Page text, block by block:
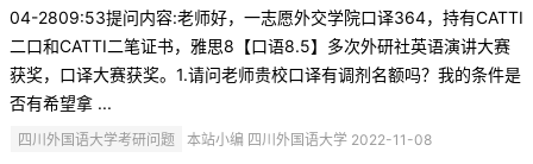
04-2809:53提问内容:老师好，一志愿外交学院口译364，持有CATTI
二口和CATTI二笔证书，雅思8【口语8.5】多次外研社英语演讲大赛
获奖，口译大赛获奖。1.请问老师贵校口译有调剂名额吗？我的条件是
否有希望拿 ...
四川外国语大学考研问题 本站小编 四川外国语大学 2022-11-08